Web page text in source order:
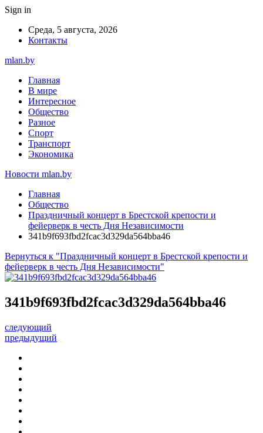
Sign in
Среда, 5 августа, 2026
Контакты
mlan.by
Главная
В мире
Интересное
Общество
Разное
Спорт
Транспорт
Экономика
Новости mlan.by
Главная
Общество
Праздничный концерт в Брестской крепости и
фейерверк в честь Дня Независимости
341b9f693fbd2fcac3d329da564bba46
Вернуться к "Праздничный концерт в Брестской крепости и
фейерверк в честь Дня Независимости"
341b9f693fbd2fcac3d329da564bba46
следующий
предыдущий